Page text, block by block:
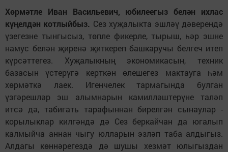
Хөрмәтле Иван Васильевич, юбилеегыз белән ихлас
күңелдән котлыйбыз. Сез хуҗалыкта эшләү дәверендә
үзегезне тынгысыз, төпле фикерле, тырыш, һәр эшне
намус белән җиренә җиткереп башкаручы белгеч итеп
күрсәттегез. Хуҗалыкның экономикасын, техник
базасын үстерүгә керткән өлешегез мактауга һәм
хөрмәткә лаек. Игенчелек тармагында булган
үзгәрешләр эш алымнарын камилләштерүне таләп
итсә дә, табигать тарафыннан бирелгән сынаулар -
корылыклар килгәндә дә Сез беркайчан да югалып
калмыйча аннан чыгу юлларын эзләп таба алдыгыз.
Алдагы көннәрегездә дә шушы хезмәт юлыгыздан